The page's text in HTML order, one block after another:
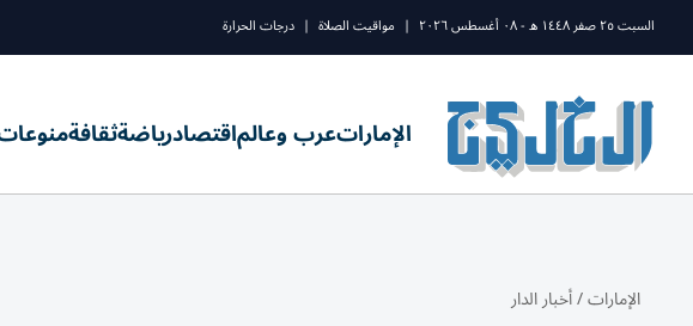
السبت ٢٥ صفر ١٤٤٨ ه - ٠٨ أغسطس ٢٠٢٦ | مواقيت الصلاة | درجات الحرارة
الإماراتعرب وعالماقتصادرياضةثقافة
الإمارات/أخبار الدار